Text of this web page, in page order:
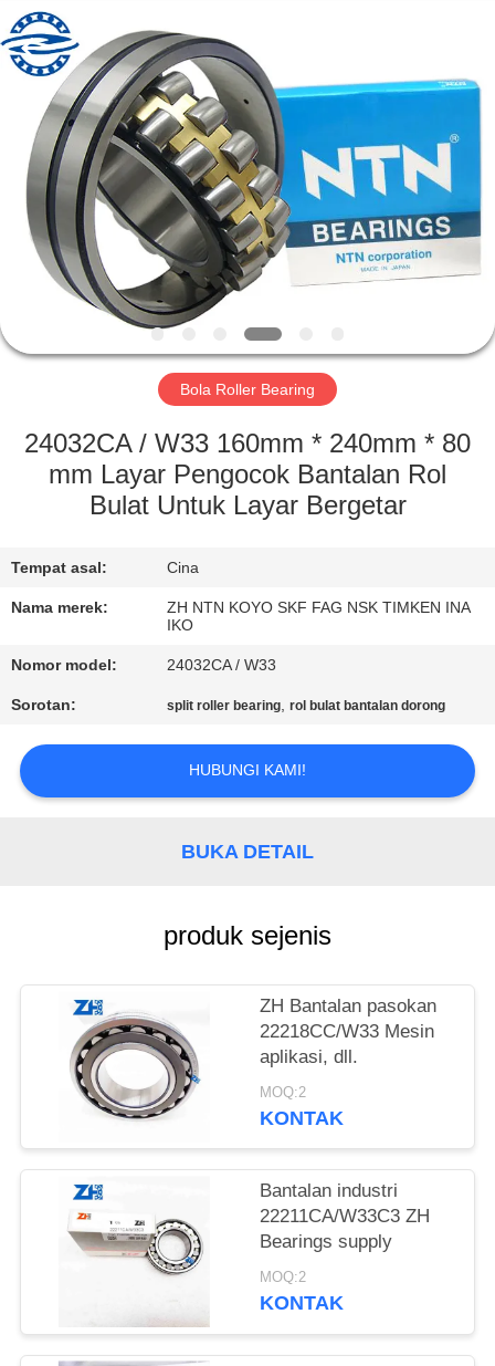
RUMAH
PRODUK
TENTANG
KAMI
TUR
KONTROL
KUALITAS
HUBUNGI
KAMI
BERITA
PERMINTAAN
PENAWARAN
KEBIJAKAN
PRIVASI
bearing
Co.,
LTD..
All
Rights
Bola Roller Bearing
24032CA / W33 160mm * 240mm * 80
mm Layar Pengocok Bantalan Rol
Bulat Untuk Layar Bergetar
Tempat asal: Cina
Nama merek:
ZH NTN KOYO SKF FAG NSK TIMKEN INA
IKO
Nomor model: 24032CA / W33
Sorotan: split roller bearing,rol bulat bantalan dorong
HUBUNGI KAMI!
BUKA DETAIL
produk sejenis
ZH Bantalan pasokan
22218CC/W33 Mesin
aplikasi, dll.
MOQ:2
KONTAK
Bantalan industri
22211CA/W33C3 ZH
Bearings supply
MOQ:2
KONTAK